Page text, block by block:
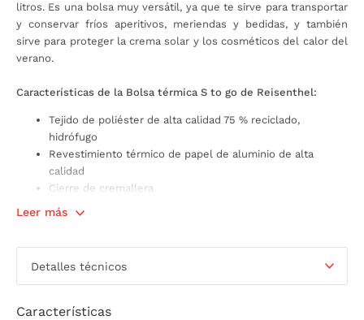
litros. Es una bolsa muy versátil, ya que te sirve para transportar
y conservar fríos aperitivos, meriendas y bedidas, y también
sirve para proteger la crema solar y los cosméticos del calor del
verano.
Características de la Bolsa térmica S to go de Reisenthel:
Tejido de poliéster de alta calidad 75 % reciclado,
hidrófugo
Revestimiento térmico de papel de aluminio de alta
calidad
Cierre de cremallera
Asa para transportar
Disponible en varios colores
Leer más
Detalles técnicos
Características